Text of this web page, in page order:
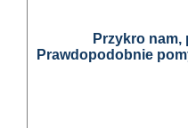
Przykro
Prawdopodobnie